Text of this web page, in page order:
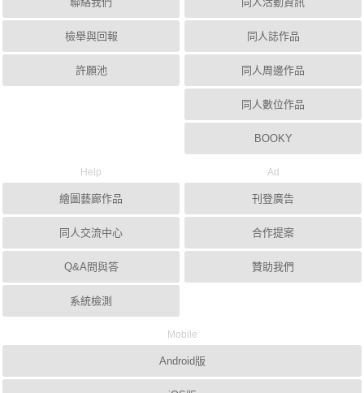
檢舉與回報
許願池
同人誌作品
同人周邊作品
同人數位作品
BOOKY
Help
繪圖藝廊作品
同人交流中心
Q&A問與答
系統檢測
Ad
刊登廣告
合作提案
贊助我們
Mobile
Android版